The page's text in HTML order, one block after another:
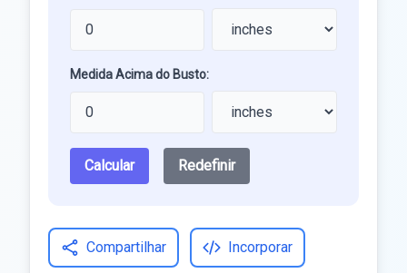
Medida Acima do Busto:
Calcular Redefinir
Compartilhar Incorporar